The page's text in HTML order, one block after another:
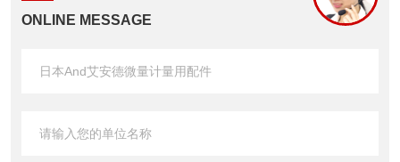
ONLINE MESSAGE